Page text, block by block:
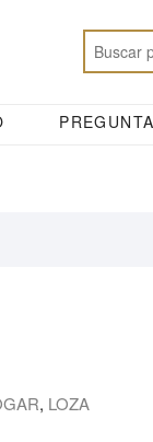
, LOZA